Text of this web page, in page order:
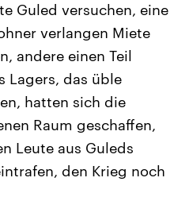
Guled versuchen, eine
verlangen Miete
andere einen Teil
Lagers, das üble
hatten sich die
Raum geschaffen,
Leute aus Guleds
den Krieg noch